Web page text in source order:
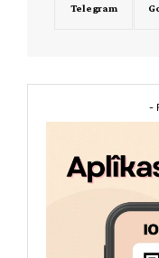
Telegram
-